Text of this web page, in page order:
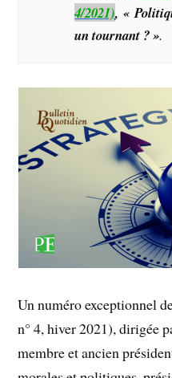
4/2021), «
un tournant ? ».
Un numéro exceptionnel
n° 4, hiver 2021), dirigée
membre et ancien